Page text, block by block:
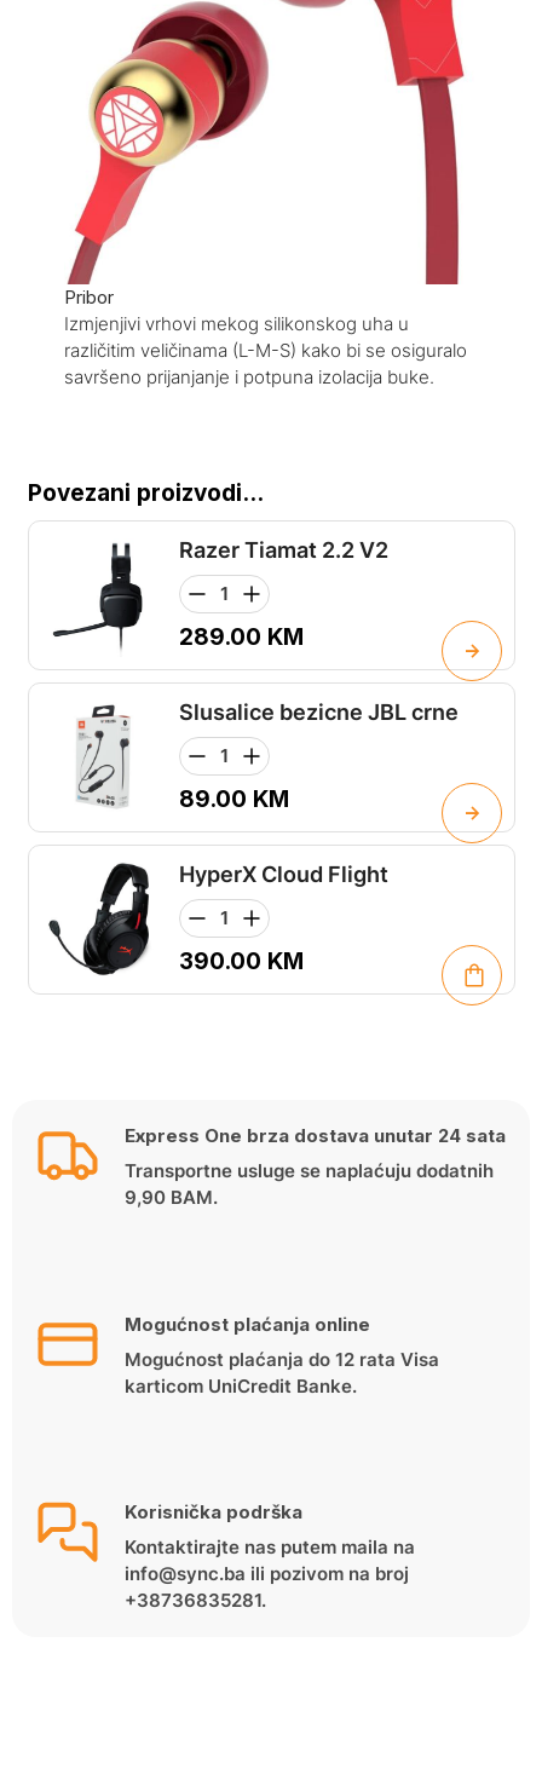
Pribor
Izmjenjivi vrhovi mekog silikonskog uha u
različitim veličinama (L-M-S) kako bi se osiguralo
savršeno prijanjanje i potpuna izolacija buke.
Povezani proizvodi...
Razer Tiamat 2.2 V2
289.00 KM
Slusalice bezicne JBL crne
89.00 KM
HyperX Cloud Flight
390.00 KM
Express One brza dostava unutar 24 sata
Transportne usluge se naplaćuju dodatnih
9,90 BAM.
Mogućnost plaćanja online
Mogućnost plaćanja do 12 rata Visa
karticom UniCredit Banke.
Korisnička podrška
Kontaktirajte nas putem maila na
info@sync.ba ili pozivom na broj
+38736835281.